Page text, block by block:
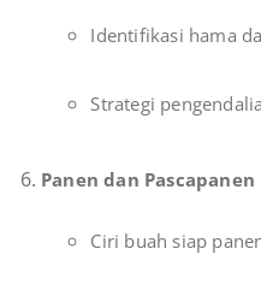
Identifikasi hama
Strategi
Panen dan Pascapanen
Ciri buah siap